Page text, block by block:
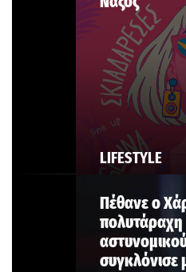
LIFESTYLE
Πέθανε ο
συγκλόνισε